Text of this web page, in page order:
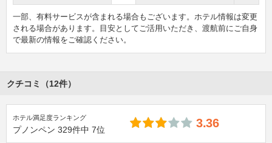
一部、有料サービスが含まれる場合もございます。ホテル情報は変更
される場合があります。目安としてご活用いただき、渡航前にご自身
で最新の情報をご確認ください。
クチコミ（12件）
ホテル満足度ランキング
プノンペン 329件中 7位 3.36